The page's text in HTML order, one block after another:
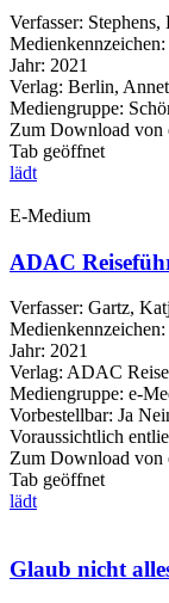
Verfasser: Stephens,
Medienkennzeichen:
Jahr: 2021
Verlag: Berlin,
Mediengruppe:
Zum Download von
Tab geöffnet
lädt
E-Medium
ADAC
Verfasser: Gartz,
Medienkennzeichen:
Jahr: 2021
Verlag: ADAC
Mediengruppe: e-
Vorbestellbar: Ja
Voraussichtlich
Zum Download von
Tab geöffnet
lädt
Glaub nicht